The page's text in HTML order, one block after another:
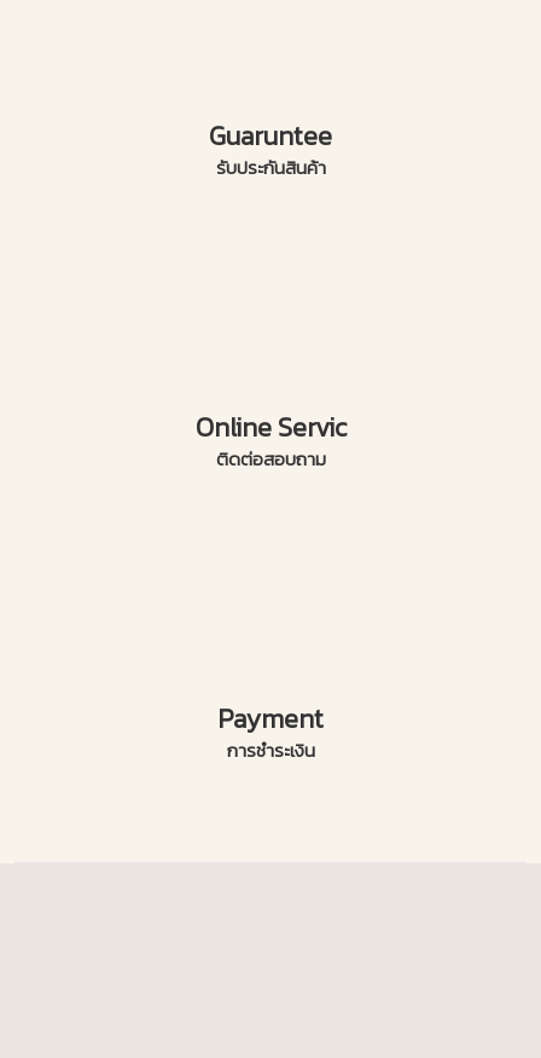
Guaruntee
รับประกันสินค้า
Online Servic
ติดต่อสอบถาม
Payment
การชำระเงิน